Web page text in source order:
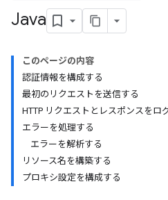
Java
このページの内容
認証情報を構成する
最初のリクエストを送信する
HTTP リクエストとレスポンスをロ
エラーを処理する
エラーを解析する
リソース名を構築する
プロキシ設定を構成する